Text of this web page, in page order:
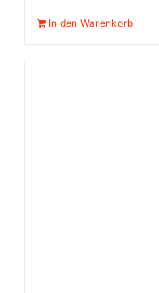
In den Warenkorb